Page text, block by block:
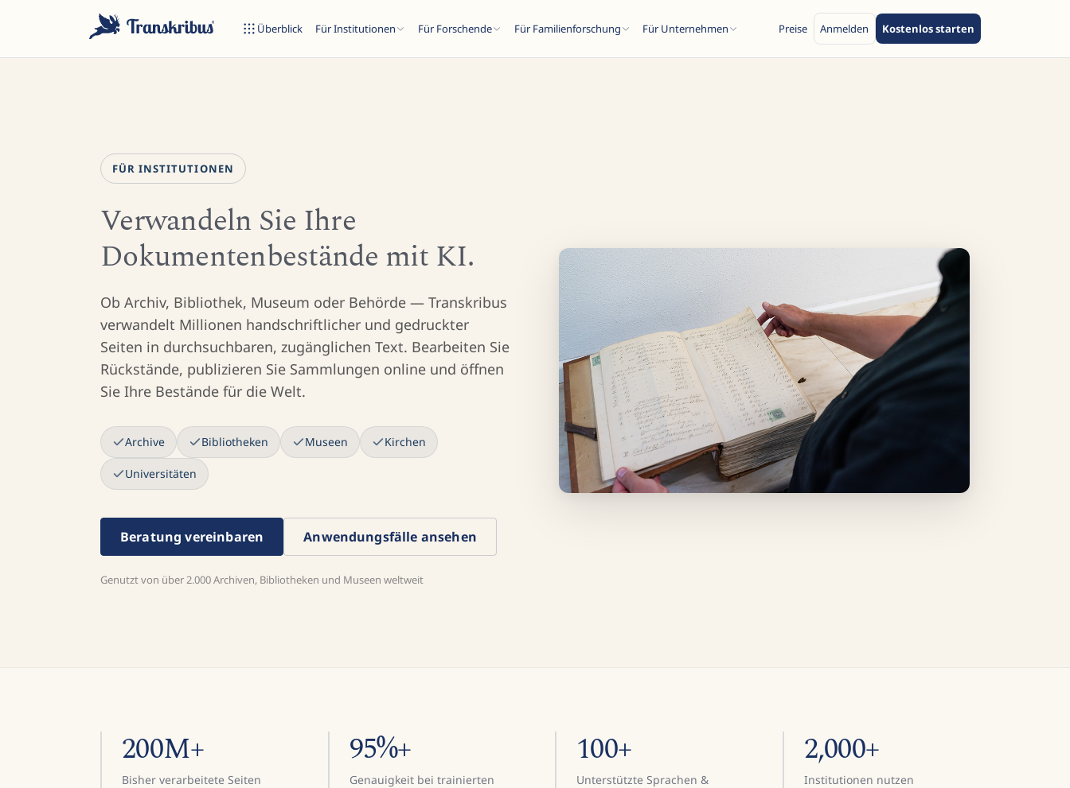
Überblick Für Institutionen Für Forschende Für Familienforschung Für Unternehmen Preise Anmelden Kostenlos starten
Tippen Sie, um in Modellen, Sites und Blog-Beiträgen zu suchen...
FÜR INSTITUTIONEN
Verwandeln Sie Ihre
Dokumentenbestände mit KI.
Ob Archiv, Bibliothek, Museum oder Behörde — Transkribus
verwandelt Millionen handschriftlicher und gedruckter
Seiten in durchsuchbaren, zugänglichen Text. Bearbeiten Sie
Rückstände, publizieren Sie Sammlungen online und öffnen
Sie Ihre Bestände für die Welt.
Archive Bibliotheken Museen Kirchen
Universitäten
Beratung vereinbaren Anwendungsfälle ansehen
Genutzt von über 2.000 Archiven, Bibliotheken und Museen weltweit
200M+
Bisher verarbeitete Seiten
95%+
Genauigkeit bei trainierten
100+
Unterstützte Sprachen &
2,000+
Institutionen nutzen